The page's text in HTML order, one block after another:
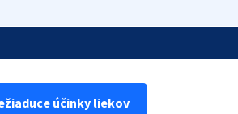
účinky liekov